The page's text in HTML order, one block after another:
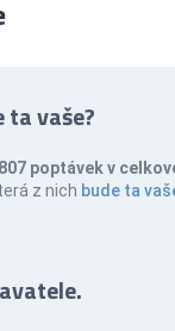
ta vaše?
poptávek v
z nich bude ta